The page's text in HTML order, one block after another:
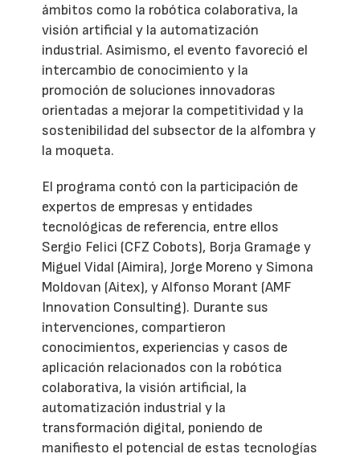
ámbitos como la robótica colaborativa, la
visión artificial y la automatización
industrial. Asimismo, el evento favoreció el
intercambio de conocimiento y la
promoción de soluciones innovadoras
orientadas a mejorar la competitividad y la
sostenibilidad del subsector de la alfombra y
la moqueta.
El programa contó con la participación de
expertos de empresas y entidades
tecnológicas de referencia, entre ellos
Sergio Felici (CFZ Cobots), Borja Gramage y
Miguel Vidal (Aimira), Jorge Moreno y Simona
Moldovan (Aitex), y Alfonso Morant (AMF
Innovation Consulting). Durante sus
intervenciones, compartieron
conocimientos, experiencias y casos de
aplicación relacionados con la robótica
colaborativa, la visión artificial, la
automatización industrial y la
transformación digital, poniendo de
manifiesto el potencial de estas tecnologías